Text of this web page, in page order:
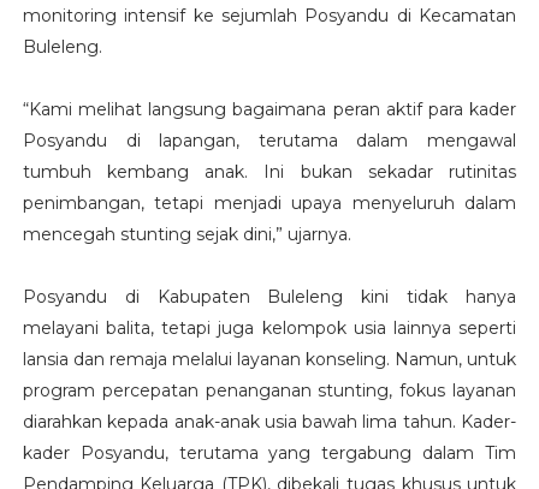
monitoring intensif ke sejumlah Posyandu di Kecamatan
Buleleng.
“Kami melihat langsung bagaimana peran aktif para kader
Posyandu di lapangan, terutama dalam mengawal
tumbuh kembang anak. Ini bukan sekadar rutinitas
penimbangan, tetapi menjadi upaya menyeluruh dalam
mencegah stunting sejak dini,” ujarnya.
Posyandu di Kabupaten Buleleng kini tidak hanya
melayani balita, tetapi juga kelompok usia lainnya seperti
lansia dan remaja melalui layanan konseling. Namun, untuk
program percepatan penanganan stunting, fokus layanan
diarahkan kepada anak-anak usia bawah lima tahun. Kader-
kader Posyandu, terutama yang tergabung dalam Tim
Pendamping Keluarga (TPK), dibekali tugas khusus untuk